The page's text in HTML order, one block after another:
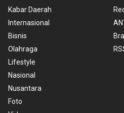
Kabar Daerah
Internasional
Bisnis
Olahraga
Lifestyle
Nasional
Nusantara
Foto